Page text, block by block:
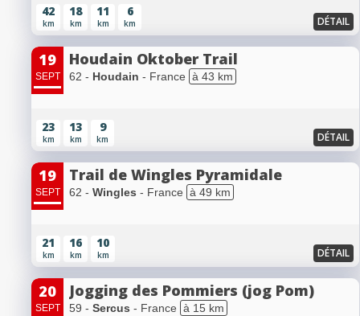
42
km
18
km
11
km
6
km DÉTAIL
19
SEPT
Houdain Oktober Trail
62 - Houdain - France à 43 km
23
km
13
km
9
km DÉTAIL
19
SEPT
Trail de Wingles Pyramidale
62 - Wingles - France à 49 km
21
km
16
km
10
km DÉTAIL
20
SEPT
Jogging des Pommiers (jog Pom)
59 - Sercus - France à 15 km